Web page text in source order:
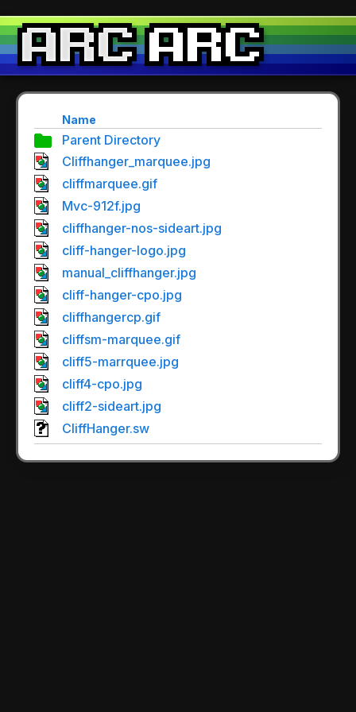
Name
Parent Directory
Cliffhanger_marquee.jpg
cliffmarquee.gif
Mvc-912f.jpg
cliffhanger-nos-sideart.jpg
cliff-hanger-logo.jpg
manual_cliffhanger.jpg
cliff-hanger-cpo.jpg
cliffhangercp.gif
cliffsm-marquee.gif
cliff5-marrquee.jpg
cliff4-cpo.jpg
cliff2-sideart.jpg
CliffHanger.sw